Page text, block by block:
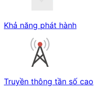
Khả năng phát hành
Truyền thông tần số cao